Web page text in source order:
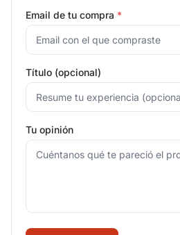
Email de tu compra *
Título (opcional)
Tu opinión